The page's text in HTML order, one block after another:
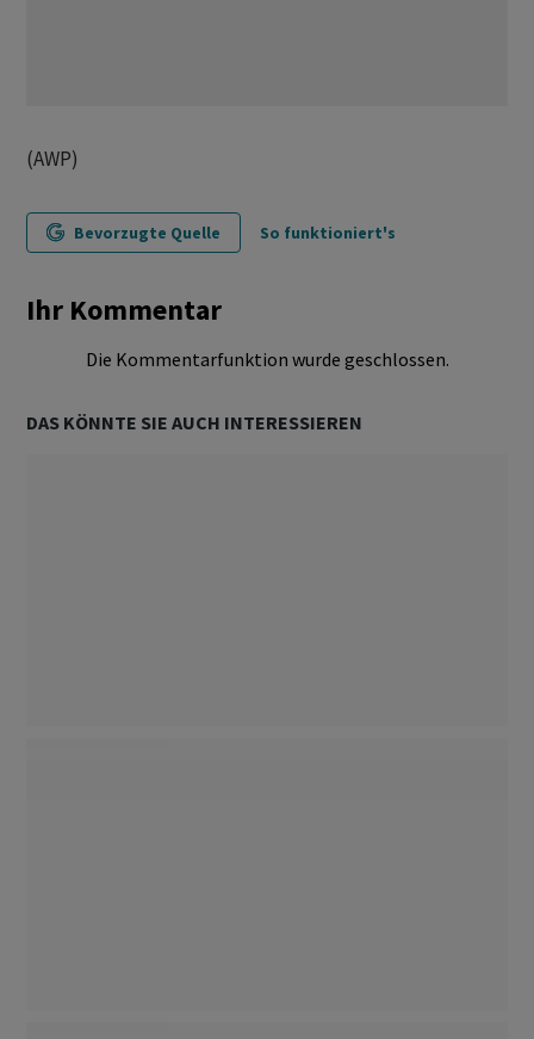
(AWP)
Bevorzugte Quelle So funktioniert's
Ihr Kommentar
Die Kommentarfunktion wurde geschlossen.
DAS KÖNNTE SIE AUCH INTERESSIEREN